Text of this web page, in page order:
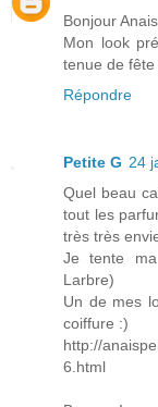
Bonjour
Mon look
tenue de
Répondre
Petite G 24
Quel beau
tout les
très très
Je tente
Larbre)
Un de mes
coiffure :)
http://
6.html